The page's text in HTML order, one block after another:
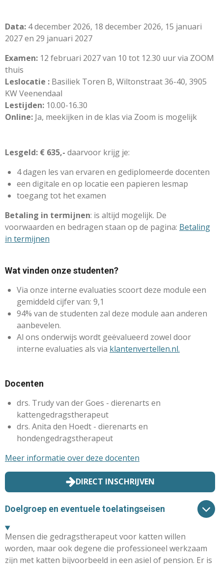
Data: 4 december 2026, 18 december 2026, 15 januari
2027 en 29 januari 2027
Examen: 12 februari 2027van 10 tot 12.30 uur via ZOOM
thuis
Leslocatie : Basiliek Toren B, Wiltonstraat 36-40, 3905
KW Veenendaal
Lestijden: 10.00-16.30
Online: Ja, meekijken in de klas via Zoom is mogelijk
Lesgeld: € 635,- daarvoor krijg je:
4 dagen les van ervaren en gediplomeerde docenten
een digitale en op locatie een papieren lesmap
toegang tot het examen
Betaling in termijnen: ​is altijd mogelijk. De
voorwaarden en bedragen staan op de pagina: Betaling
in termijnen
Wat vinden onze studenten?
Via onze interne evaluaties scoort deze module een
gemiddeld cijfer van: 9,1
94% van de studenten zal deze module aan anderen
aanbevelen.
Al ons onderwijs wordt geëvalueerd zowel door
interne evaluaties als via klantenvertellen.nl.
Docenten
drs. Trudy van der Goes - dierenarts en
kattengedragstherapeut
drs. Anita den Hoedt - dierenarts en
hondengedragstherapeut
Meer informatie over deze docenten
DIRECT INSCHRIJVEN
Doelgroep en eventuele toelatingseisen
Mensen die gedragstherapeut voor katten willen
worden, maar ook degene die professioneel werkzaam
zijn met katten bijvoorbeeld in een asiel of pension. Er is